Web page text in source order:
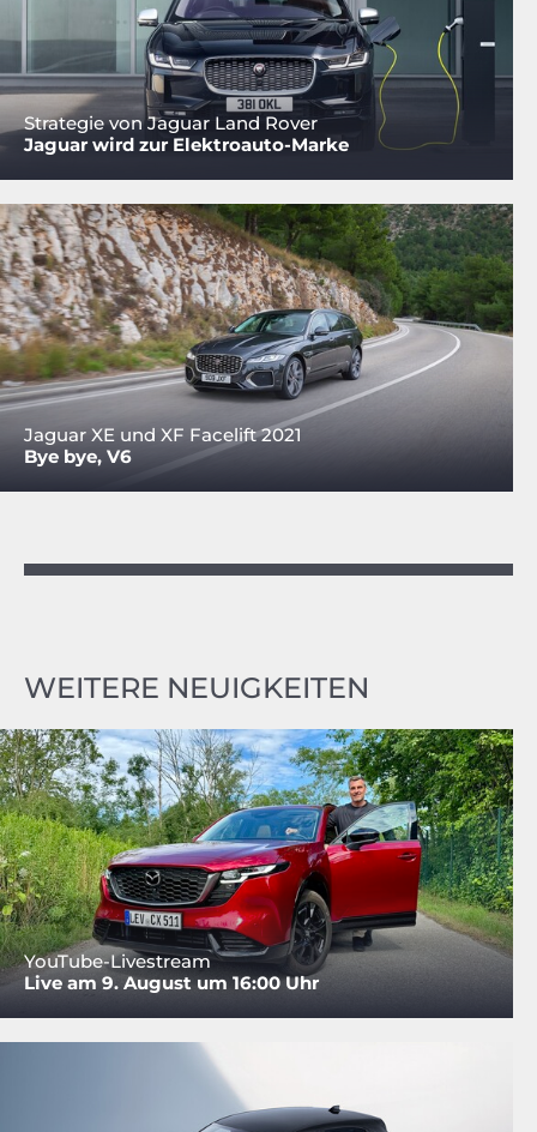
Strategie von Jaguar Land Rover
Jaguar wird zur Elektroauto-Marke
Jaguar XE und XF Facelift 2021
Bye bye, V6
WEITERE NEUIGKEITEN
YouTube-Livestream
Live am 9. August um 16:00 Uhr